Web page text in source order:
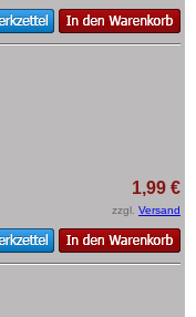
1,99 €
zzgl. Versand